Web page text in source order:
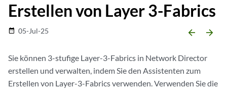
Erstellen von Layer 3-Fabrics
date_range 05-Jul-25 arrow_backward arrow_forward
Sie können 3-stufige Layer-3-Fabrics in Network Director
erstellen und verwalten, indem Sie den Assistenten zum
Erstellen von Layer-3-Fabrics verwenden. Verwenden Sie die